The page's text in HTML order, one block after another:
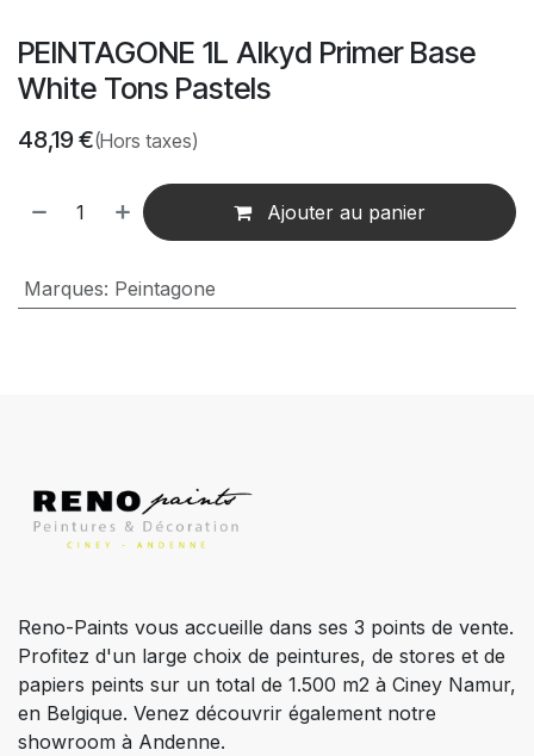
PEINTAGONE 1L Alkyd Primer Base
White Tons Pastels
48,19€(Hors taxes)
Ajouter au panier
Marques: Peintagone
Reno-Paints vous accueille dans ses 3 points de vente.
Profitez d'un large choix de peintures, de stores et de
papiers peints sur un total de 1.500 m2 à Ciney Namur,
en Belgique. Venez découvrir également notre
showroom à Andenne.